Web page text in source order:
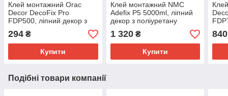
Клей монтажний Orac
Decor DecoFix Pro
FDP500, ліпний декор з
поліуретану
294 ₴
Купити
Клей монтажний NMC
Adefix P5 5000ml, ліпний
декор з поліуретану
1 320₴
Купити
840
Подібні товари компанії